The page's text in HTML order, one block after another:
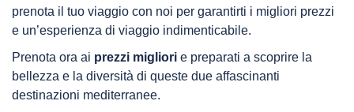
prenota il tuo viaggio con noi per garantirti i migliori prezzi
e un’esperienza di viaggio indimenticabile.
Prenota ora ai prezzi migliori e preparati a scoprire la
bellezza e la diversità di queste due affascinanti
destinazioni mediterranee.